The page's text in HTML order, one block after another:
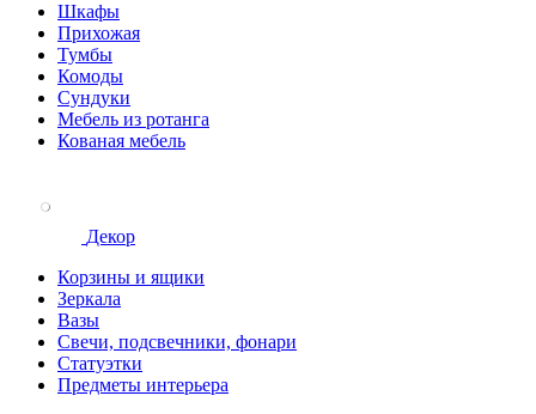
Шкафы
Прихожая
Тумбы
Комоды
Сундуки
Мебель из ротанга
Кованая мебель
Декор
Корзины и ящики
Зеркала
Вазы
Свечи, подсвечники, фонари
Статуэтки
Предметы интерьера